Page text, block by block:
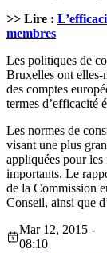
>> Lire :
membres
Les politiques de
Bruxelles ont elles-
des comptes
termes d’efficacité
Les normes de
visant une plus
appliquées pour
importants. Le
de la Commission
Conseil, ainsi que
Mar 12, 2015 -
08:10